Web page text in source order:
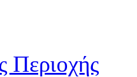
Περιοχής